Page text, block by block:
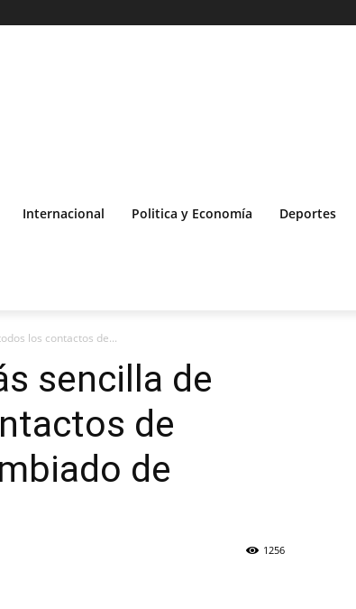
Internacional Politica y Economía Deportes
los contactos de...
sencilla de
de
de
1256